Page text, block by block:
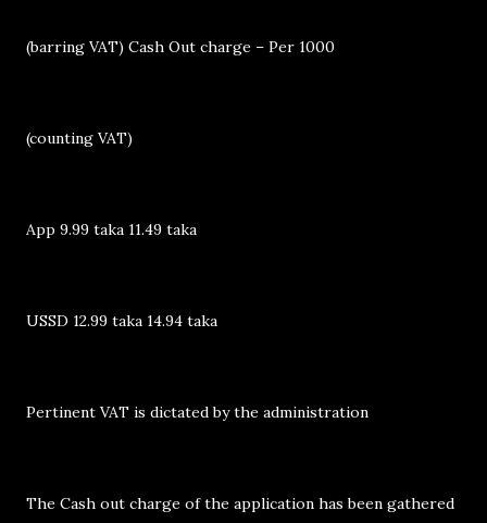
(barring VAT) Cash Out charge – Per 1000
(counting VAT)
App 9.99 taka 11.49 taka
USSD 12.99 taka 14.94 taka
Pertinent VAT is dictated by the administration
The Cash out charge of the application has been gathered